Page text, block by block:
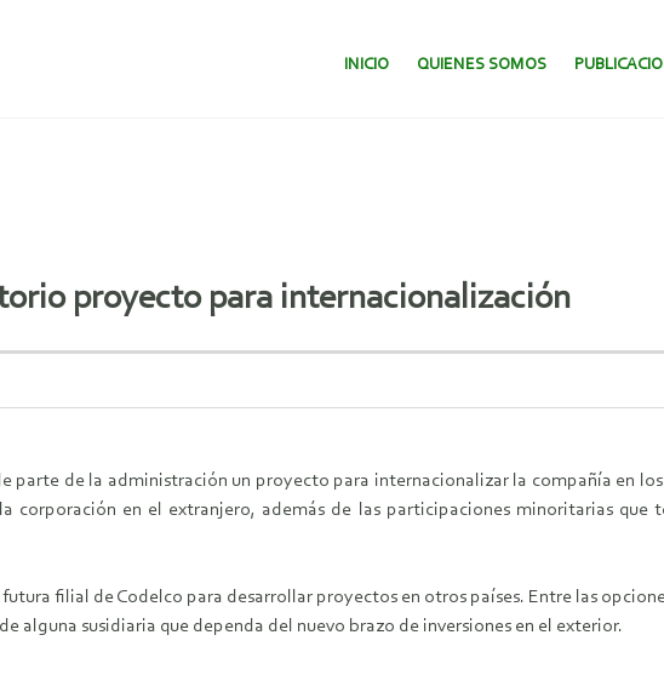
SALTAR AL CONTENIDO.
INICIO QUIENES SOMOS
proyecto para internacionalización
parte de la administración un proyecto para internacionalizar la compañía en
corporación en el extranjero, además de las participaciones minoritarias que
filial de Codelco para desarrollar proyectos en otros países. Entre las
alguna susidiaria que dependa del nuevo brazo de inversiones en el exterior.